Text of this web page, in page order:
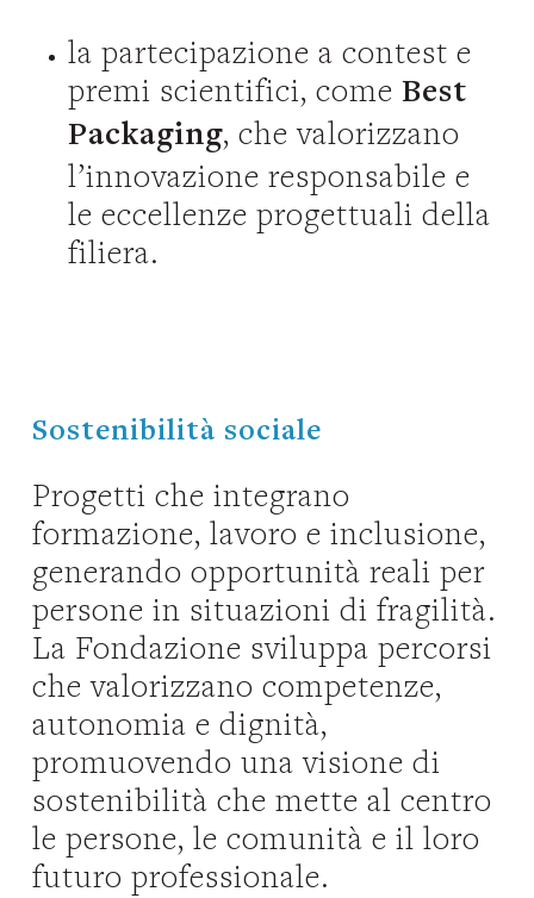
la partecipazione a contest e
premi scientifici, come Best
Packaging, che valorizzano
l’innovazione responsabile e
le eccellenze progettuali della
filiera.
Sostenibilità sociale
Progetti che integrano
formazione, lavoro e inclusione,
generando opportunità reali per
persone in situazioni di fragilità.
La Fondazione sviluppa percorsi
che valorizzano competenze,
autonomia e dignità,
promuovendo una visione di
sostenibilità che mette al centro
le persone, le comunità e il loro
futuro professionale.